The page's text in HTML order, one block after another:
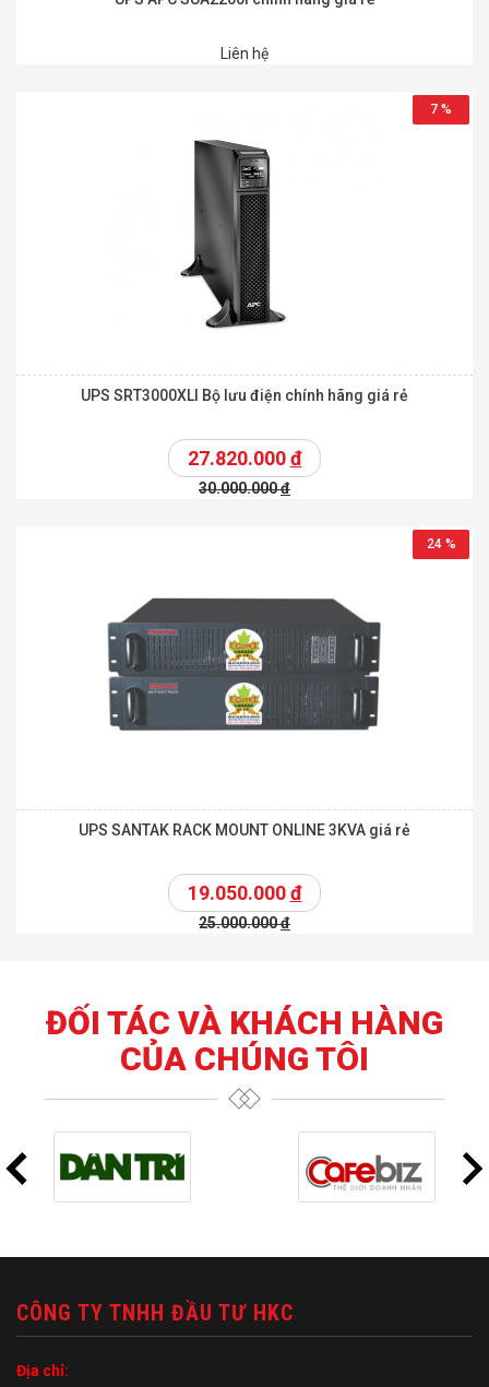
Liên hệ
7 %
UPS SRT3000XLI Bộ lưu điện chính hãng giá rẻ
27.820.000đ
30.000.000đ
24 %
UPS SANTAK RACK MOUNT ONLINE 3KVA giá rẻ
19.050.000đ
25.000.000đ
ĐỐI TÁC VÀ KHÁCH HÀNG
CỦA CHÚNG TÔI
CÔNG TY TNHH ĐẦU TƯ HKC
Địa chỉ: